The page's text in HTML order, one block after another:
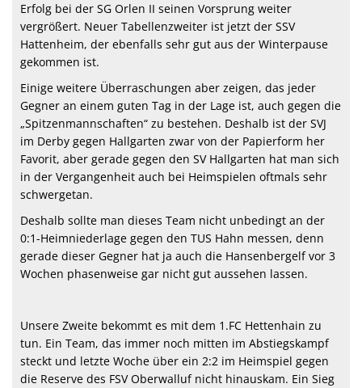
Erfolg bei der SG Orlen II seinen Vorsprung weiter
vergrößert. Neuer Tabellenzweiter ist jetzt der SSV
Hattenheim, der ebenfalls sehr gut aus der Winterpause
gekommen ist.
Einige weitere Überraschungen aber zeigen, das jeder
Gegner an einem guten Tag in der Lage ist, auch gegen die
„Spitzenmannschaften“ zu bestehen. Deshalb ist der SVJ
im Derby gegen Hallgarten zwar von der Papierform her
Favorit, aber gerade gegen den SV Hallgarten hat man sich
in der Vergangenheit auch bei Heimspielen oftmals sehr
schwergetan.
Deshalb sollte man dieses Team nicht unbedingt an der
0:1-Heimniederlage gegen den TUS Hahn messen, denn
gerade dieser Gegner hat ja auch die Hansenbergelf vor 3
Wochen phasenweise gar nicht gut aussehen lassen.
Unsere Zweite bekommt es mit dem 1.FC Hettenhain zu
tun. Ein Team, das immer noch mitten im Abstiegskampf
steckt und letzte Woche über ein 2:2 im Heimspiel gegen
die Reserve des FSV Oberwalluf nicht hinauskam. Ein Sieg